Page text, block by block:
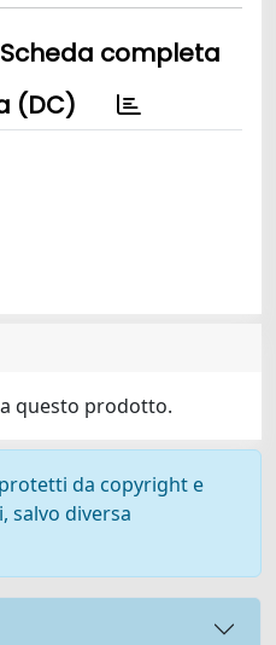
Scheda completa
(DC)
questo prodotto.
da copyright e
salvo diversa